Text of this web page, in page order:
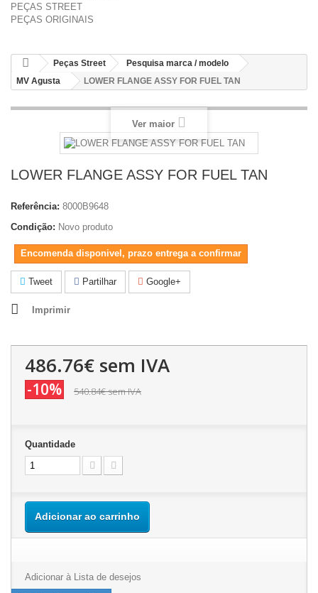
PEÇAS STREET
PEÇAS ORIGINAIS
Peças Street
Pesquisa marca / modelo
MV Agusta
LOWER FLANGE ASSY FOR FUEL TAN
Ver maior
LOWER FLANGE ASSY FOR FUEL TAN
Referência: 8000B9648
Condição: Novo produto
Encomenda disponivel, prazo entrega a confirmar
Tweet Partilhar Google+
Imprimir
486.76€ sem IVA
-10% 540.84€sem IVA
Quantidade
Adicionar ao carrinho
Adicionar à Lista de desejos